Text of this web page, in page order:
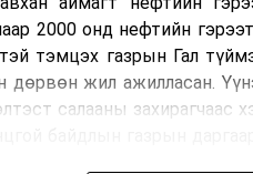
2000 онд нефтийн
тэмцэх газрын Гал
дөрвөн жил ажилласан.
салааны захирагчаас